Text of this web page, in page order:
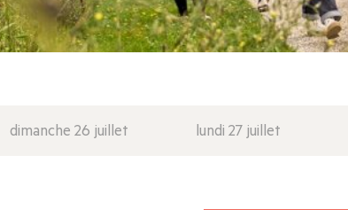
dimanche 26 juillet lundi 27 juillet